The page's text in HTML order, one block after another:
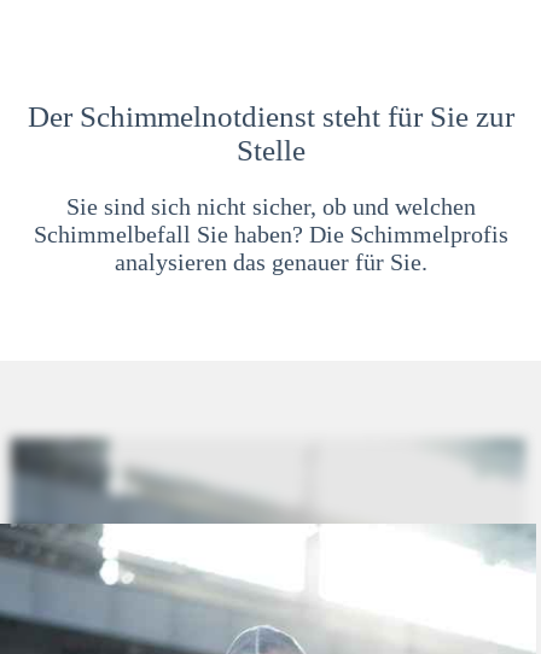
Der Schimmelnotdienst steht für Sie zur
Stelle
Sie sind sich nicht sicher, ob und welchen
Schimmelbefall Sie haben? Die Schimmelprofis
analysieren das genauer für Sie.